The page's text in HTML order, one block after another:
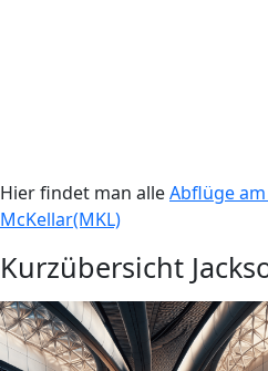
Hier findet man alleAbflüge
McKellar(MKL)
Kurzübersicht